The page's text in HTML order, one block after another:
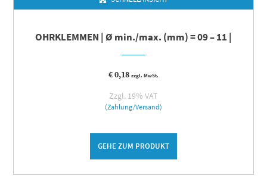
OHRKLEMMEN | Ø min./max. (mm) = 09 – 11 |
€0,18 zzgl. MwSt.
Zzgl. 19% VAT
(Zahlung/Versand)
GEHE ZUM PRODUKT